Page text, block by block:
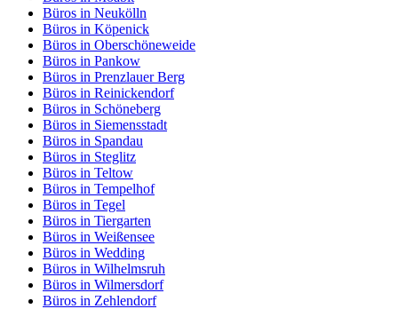
Büros in Neukölln
Büros in Köpenick
Büros in Oberschöneweide
Büros in Pankow
Büros in Prenzlauer Berg
Büros in Reinickendorf
Büros in Schöneberg
Büros in Siemensstadt
Büros in Spandau
Büros in Steglitz
Büros in Teltow
Büros in Tempelhof
Büros in Tegel
Büros in Tiergarten
Büros in Weißensee
Büros in Wedding
Büros in Wilhelmsruh
Büros in Wilmersdorf
Büros in Zehlendorf